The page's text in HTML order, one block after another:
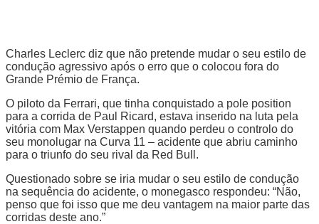
Charles Leclerc diz que não pretende mudar o seu estilo de
condução agressivo após o erro que o colocou fora do
Grande Prémio de França.
O piloto da Ferrari, que tinha conquistado a pole position
para a corrida de Paul Ricard, estava inserido na luta pela
vitória com Max Verstappen quando perdeu o controlo do
seu monolugar na Curva 11 – acidente que abriu caminho
para o triunfo do seu rival da Red Bull.
Questionado sobre se iria mudar o seu estilo de condução
na sequência do acidente, o monegasco respondeu: “Não,
penso que foi isso que me deu vantagem na maior parte das
corridas deste ano.”